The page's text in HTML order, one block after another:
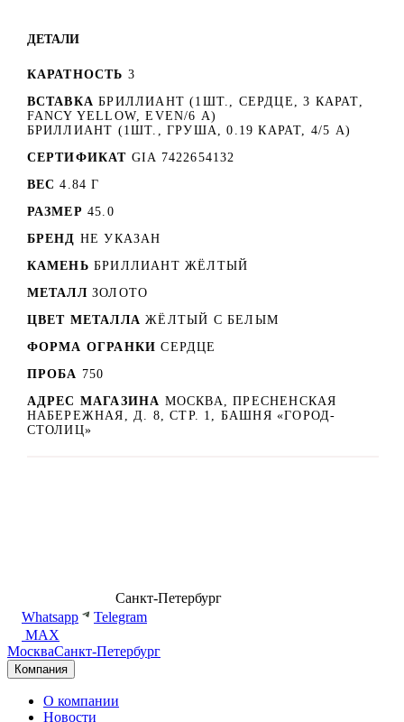
ДЕТАЛИ
КАРАТНОСТЬ 3
ВСТАВКА БРИЛЛИАНТ (1ШТ., СЕРДЦЕ, 3 КАРАТ,
FANCY YELLOW, EVEN/6 А)
БРИЛЛИАНТ (1ШТ., ГРУША, 0.19 КАРАТ, 4/5 А)
СЕРТИФИКАТ GIA 7422654132
ВЕС 4.84 Г
РАЗМЕР 45.0
БРЕНД НЕ УКАЗАН
КАМЕНЬ БРИЛЛИАНТ ЖЁЛТЫЙ
МЕТАЛЛ ЗОЛОТО
ЦВЕТ МЕТАЛЛА ЖЁЛТЫЙ С БЕЛЫМ
ФОРМА ОГРАНКИ СЕРДЦЕ
ПРОБА 750
АДРЕС МАГАЗИНА МОСКВА, ПРЕСНЕНСКАЯ
НАБЕРЕЖНАЯ, Д. 8, СТР. 1, БАШНЯ «ГОРОД-
СТОЛИЦ»
Санкт-Петербург
Whatsapp
Telegram
MAX
МоскваСанкт-Петербург
Компания
О компании
Новости